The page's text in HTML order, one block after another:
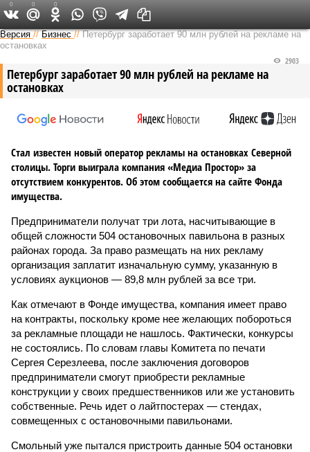
Версия на Неве
Версия //Бизнес //Петербург заработает 90 млн рублей на рекламе на
остановках
Петербург заработает 90 млн рублей на рекламе на
остановках
2903
Стал известен новый оператор рекламы на остановках Северной
столицы. Торги выиграла компания «Медиа Простор» за
отсутствием конкурентов. Об этом сообщается на сайте Фонда
имущества.
Предприниматели получат три лота, насчитывающие в
общей сложности 504 остановочных павильона в разных
районах города. За право размещать на них рекламу
организация заплатит изначальную сумму, указанную в
условиях аукционов — 89,8 млн рублей за все три.
Как отмечают в Фонде имущества, компания имеет право
на контракты, поскольку кроме нее желающих побороться
за рекламные площади не нашлось. Фактически, конкурсы
не состоялись. По словам главы Комитета по печати
Сергея Серезлеева, после заключения договоров
предприниматели смогут приобрести рекламные
конструкции у своих предшественников или же установить
собственные. Речь идет о лайтпостерах — стендах,
совмещенных с остановочными павильонами.
Смольный уже пытался пристроить данные 504 остановки
0 0 0